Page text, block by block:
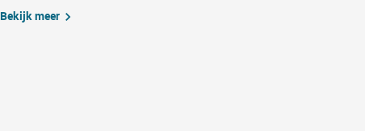
Bekijk meer